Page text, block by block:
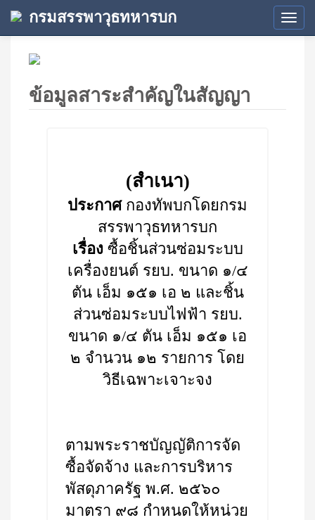
กรมสรรพาวุธทหารบก
ข้อมูลสาระสำคัญในสัญญา
(สำเนา)
ประกาศกองทัพบกโดยกรม
สรรพาวุธทหารบก
เรื่อง ซื้อชิ้นส่วนซ่อมระบบ
เครื่องยนต์ รยบ. ขนาด ๑/๔
ตัน เอ็ม ๑๕๑ เอ ๒ และชิ้น
ส่วนซ่อมระบบไฟฟ้า รยบ.
ขนาด ๑/๔ ตัน เอ็ม ๑๕๑ เอ
๒ จำนวน ๑๒ รายการ โดย
วิธีเฉพาะเจาะจง
ตามพระราชบัญญัติการจัด
ซื้อจัดจ้าง และการบริหาร
พัสดุภาครัฐ พ.ศ. ๒๕๖๐
มาตรา ๙๘ กำหนดให้หน่วย